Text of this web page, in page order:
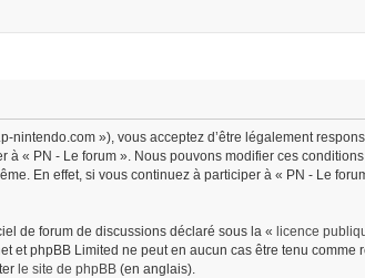
»), vous acceptez d’être légalement
« PN - Le forum ». Nous pouvons modifier ces
En effet, si vous continuez à participer à « PN - Le
de forum de discussions déclaré sous la « licence
phpBB Limited ne peut en aucun cas être tenu comme
le site de phpBB (en anglais).